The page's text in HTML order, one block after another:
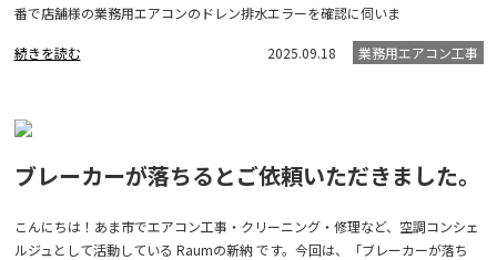
番で店舗様の業務用エアコンのドレン排水エラーを確認に伺いま
続きを読む 2025.09.18 業務用エアコン工事
ブレーカーが落ちるとご依頼いただきました。
こんにちは！あま市でエアコン工事・クリーニング・修理など、空調コンシェ
ルジュとして活動している Raumの新納 です。今回は、「ブレーカーが落ち